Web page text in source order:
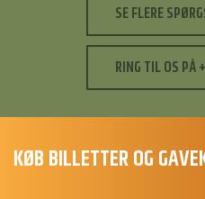
SE FLERE
RING TIL OS
KØB BILLETTER OG